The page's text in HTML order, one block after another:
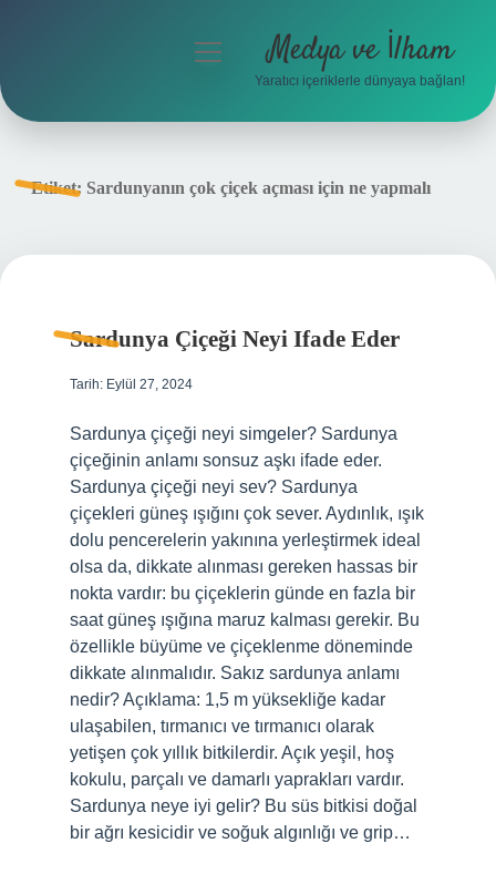
menüyü
Medya ve İlham
Yaratıcı içeriklerle dünyaya bağlan!
Etiket: Sardunyanın çok çiçek açması için ne yapmalı
Sardunya Çiçeği Neyi Ifade Eder
Tarih: Eylül 27, 2024
Sardunya çiçeği neyi simgeler? Sardunya
çiçeğinin anlamı sonsuz aşkı ifade eder.
Sardunya çiçeği neyi sev? Sardunya
çiçekleri güneş ışığını çok sever. Aydınlık, ışık
dolu pencerelerin yakınına yerleştirmek ideal
olsa da, dikkate alınması gereken hassas bir
nokta vardır: bu çiçeklerin günde en fazla bir
saat güneş ışığına maruz kalması gerekir. Bu
özellikle büyüme ve çiçeklenme döneminde
dikkate alınmalıdır. Sakız sardunya anlamı
nedir? Açıklama: 1,5 m yüksekliğe kadar
ulaşabilen, tırmanıcı ve tırmanıcı olarak
yetişen çok yıllık bitkilerdir. Açık yeşil, hoş
kokulu, parçalı ve damarlı yaprakları vardır.
Sardunya neye iyi gelir? Bu süs bitkisi doğal
bir ağrı kesicidir ve soğuk algınlığı ve grip…